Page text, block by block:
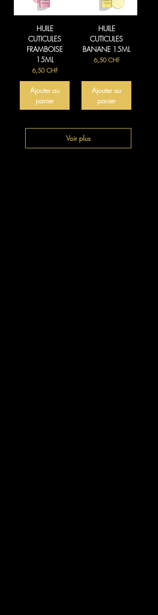
HUILE
CUTICULES
FRAMBOISE
15ML
Prix
6,50 CHF
Ajouter au
panier
HUILE
CUTICULES
BANANE 15ML
Prix
6,50 CHF
Ajouter au
panier
Voir plus